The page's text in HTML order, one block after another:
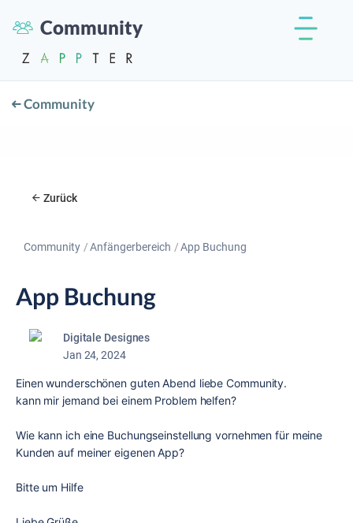
Community
Community
Zurück
Community Anfängerbereich App Buchung
App Buchung
Digitale Designes
Jan 24, 2024
Einen wunderschönen guten Abend liebe Community.
kann mir jemand bei einem Problem helfen?
Wie kann ich eine Buchungseinstellung vornehmen für meine
Kunden auf meiner eigenen App?
Bitte um Hilfe